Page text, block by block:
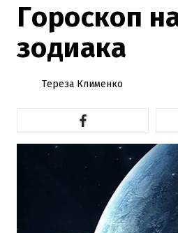
Гороскоп
зодиака
Тереза Клименко